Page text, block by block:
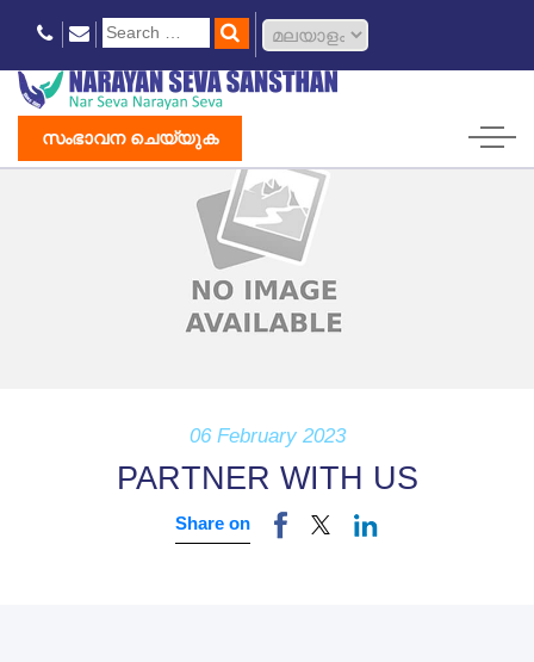
സംഭാവന ചെയ്യുക
06 February 2023
PARTNER WITH US
Share on